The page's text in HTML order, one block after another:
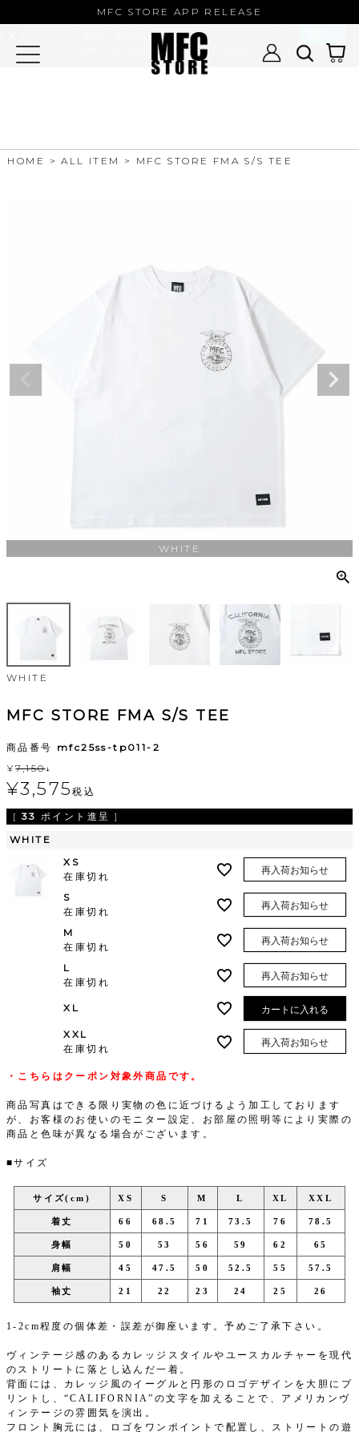
MFC STORE APP RELEASE
HOME ALL ITEM MFC STORE FMA S/S TEE
WHITE
WHITE
MFC STORE FMA S/S TEE
商品番号 mfc25ss-tp011-2
¥7,150↓
¥3,575税込
[ 33 ポイント進呈 ]
WHITE
XS
在庫切れ
再入荷お知らせ
S
在庫切れ
再入荷お知らせ
M
在庫切れ
再入荷お知らせ
L
在庫切れ
再入荷お知らせ
XL カートに入れる
XXL
在庫切れ
再入荷お知らせ
・こちらはクーポン対象外商品です。
商品写真はできる限り実物の色に近づけるよう加工しております
が、お客様のお使いのモニター設定、お部屋の照明等により実際の
商品と色味が異なる場合がございます。
■サイズ
サイズ(cm) XS S M L XL XXL
着丈 66 68.5 71 73.5 76 78.5
身幅 50 53 56 59 62 65
肩幅 45 47.5 50 52.5 55 57.5
袖丈 21 22 23 24 25 26
1-2cm程度の個体差・誤差が御座います。予めご了承下さい。
ヴィンテージ感のあるカレッジスタイルやユースカルチャーを現代
のストリートに落とし込んだ一着。
背面には、カレッジ風のイーグルと円形のロゴデザインを大胆にプ
リントし、“CALIFORNIA”の文字を加えることで、アメリカンヴ
ィンテージの雰囲気を演出。
フロント胸元には、ロゴをワンポイントで配置し、ストリートの遊
MFC STORE
MFC STORE/EXAMPLE 公式アプリ -
Google Play